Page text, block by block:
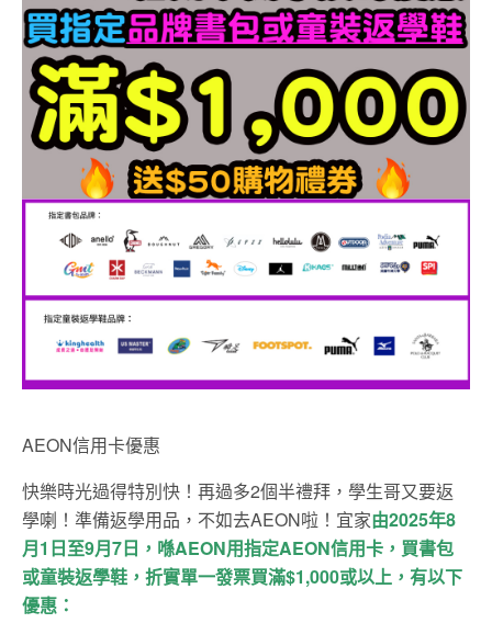
AEON信用卡優惠
快樂時光過得特別快！再過多2個半禮拜，學生哥又要返
學喇！準備返學用品，不如去AEON啦！宜家由2025年8
月1日至9月7日，喺AEON用指定AEON信用卡，買書包
或童裝返學鞋，折實單一發票買滿$1,000或以上，有以下
優惠：